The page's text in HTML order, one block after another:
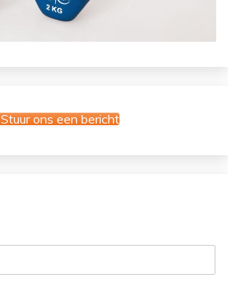
Stuur ons een bericht